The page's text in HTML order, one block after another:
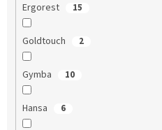
Ergorest 15
Goldtouch 2
Gymba 10
Hansa 6